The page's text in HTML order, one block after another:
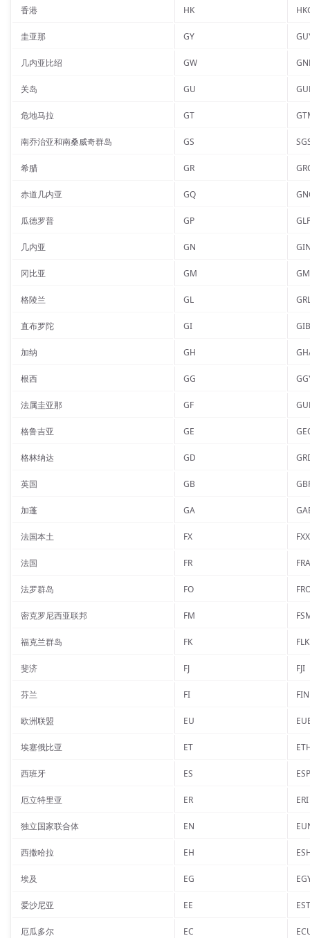
香港 HK
圭亚那 GY
几内亚比绍 GW
关岛 GU
危地马拉 GT
南乔治亚和南桑威奇群岛 GS
希腊 GR
赤道几内亚 GQ
瓜德罗普 GP
几内亚 GN
冈比亚 GM
格陵兰 GL
直布罗陀 GI GIB
加纳 GH
根西 GG
法属圭亚那 GF
格鲁吉亚 GE
格林纳达 GD
英国 GB
加蓬 GA
法国本土 FX FXX
法国 FR FRA
法罗群岛 FO
密克罗尼西亚联邦 FM
福克兰群岛 FK FLK
斐济 FJ FJI
芬兰 FI FIN
欧洲联盟 EU
埃塞俄比亚 ET
西班牙 ES ESP
厄立特里亚 ER ERI
独立国家联合体 EN
西撒哈拉 EH
埃及 EG
爱沙尼亚 EE EST
厄瓜多尔 EC